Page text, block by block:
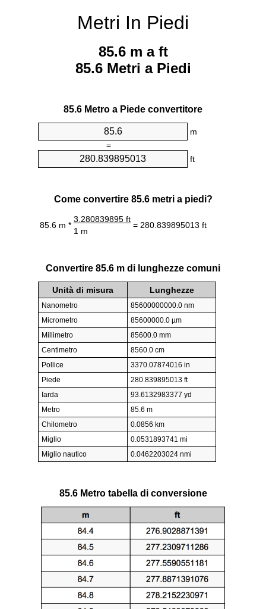
Metri In Piedi
85.6 m a ft
85.6 Metri a Piedi
85.6 Metro a Piede convertitore
m
=
ft
Come convertire 85.6 metri a piedi?
85.6 m *
3.280839895 ft
= 280.839895013 ft
1 m
Convertire 85.6 m di lunghezze comuni
Unità di misura Lunghezze
Nanometro
85600000000.0 nm
Micrometro
85600000.0 µm
Millimetro
85600.0 mm
Centimetro
8560.0 cm
Pollice
3370.07874016 in
Piede
280.839895013 ft
Iarda
93.6132983377 yd
Metro
85.6 m
Chilometro
0.0856 km
Miglio
0.0531893741 mi
Miglio nautico
0.0462203024 nmi
85.6 Metro tabella di conversione